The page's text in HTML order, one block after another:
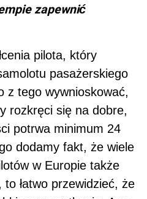
zapewnić
pilota, który
pasażerskiego
z tego wywnioskować,
rozkręci się na dobre,
potrwa minimum 24
dodamy fakt, że wiele
w Europie także
to łatwo przewidzieć, że